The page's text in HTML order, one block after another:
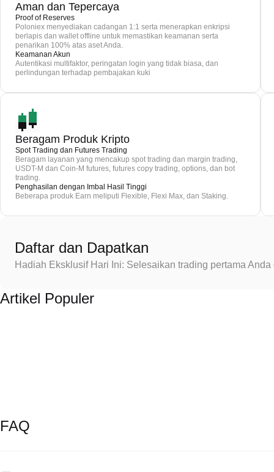
Aman dan Tepercaya
Proof of Reserves
Poloniex menyediakan cadangan 1:1 serta menerapkan enkripsi
berlapis dan wallet offline untuk memastikan keamanan serta
penarikan 100% atas aset Anda.
Keamanan Akun
Autentikasi multifaktor, peringatan login yang tidak biasa, dan
perlindungan terhadap pembajakan kuki
Beragam Produk Kripto
Spot Trading dan Futures Trading
Beragam layanan yang mencakup spot trading dan margin trading,
USDT-M dan Coin-M futures, futures copy trading, options, dan bot
trading.
Penghasilan dengan Imbal Hasil Tinggi
Beberapa produk Earn meliputi Flexible, Flexi Max, dan Staking.
Daftar dan Dapatkan
Hadiah Eksklusif Hari Ini: Selesaikan trading pertama
Artikel Populer
FAQ